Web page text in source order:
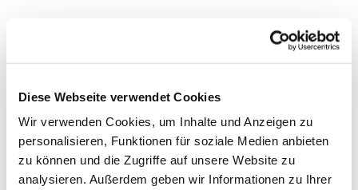
Diese Webseite verwendet Cookies
Wir verwenden Cookies, um Inhalte und Anzeigen zu
personalisieren, Funktionen für soziale Medien anbieten
zu können und die Zugriffe auf unsere Website zu
analysieren. Außerdem geben wir Informationen zu Ihrer